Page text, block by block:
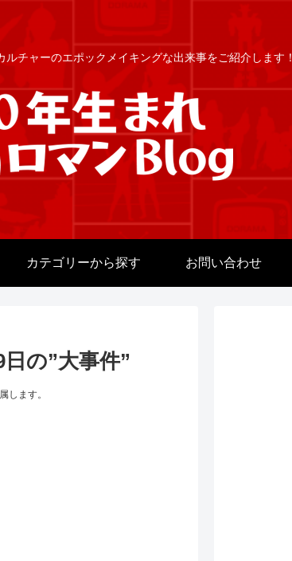
チャーのエポックメイキングな出来事をご紹介します！
カテゴリーから探す お問い合わせ
の”大事件”
します。